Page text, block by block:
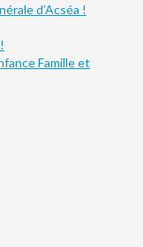
d’Acséa !
Famille et